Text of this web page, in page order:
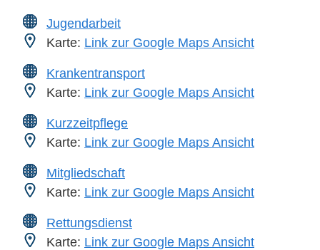
Jugendarbeit
Karte: Link zur Google Maps Ansicht
Krankentransport
Karte: Link zur Google Maps Ansicht
Kurzzeitpflege
Karte: Link zur Google Maps Ansicht
Mitgliedschaft
Karte: Link zur Google Maps Ansicht
Rettungsdienst
Karte: Link zur Google Maps Ansicht